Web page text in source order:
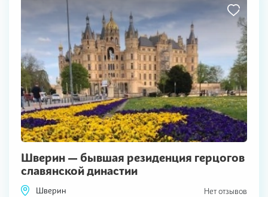
Шверин — бывшая резиденция герцогов
славянской династии
Шверин Нет отзывов